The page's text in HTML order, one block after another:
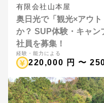
有限会社山本屋
奥日光で「観光×アウ
か？ SUP体験・キャン
社員を募集！
経験・能力による
220,000 円 〜